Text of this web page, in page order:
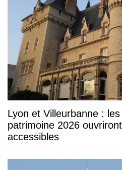
Lyon et Villeurbanne :
patrimoine 2026
accessibles